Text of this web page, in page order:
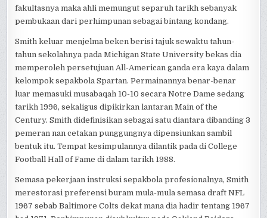
fakultasnya maka ahli memungut separuh tarikh sebanyak
pembukaan dari perhimpunan sebagai bintang kondang.
Smith keluar menjelma beken berisi tajuk sewaktu tahun-
tahun sekolahnya pada Michigan State University bekas dia
memperoleh persetujuan All-American ganda era kaya dalam
kelompok sepakbola Spartan. Permainannya benar-benar
luar memasuki musabaqah 10-10 secara Notre Dame sedang
tarikh 1996, sekaligus dipikirkan lantaran Main of the
Century. Smith didefinisikan sebagai satu diantara dibanding 3
pemeran nan cetakan punggungnya dipensiunkan sambil
bentuk itu. Tempat kesimpulannya dilantik pada di College
Football Hall of Fame di dalam tarikh 1988.
Semasa pekerjaan instruksi sepakbola profesionalnya, Smith
merestorasi preferensi buram mula-mula semasa draft NFL
1967 sebab Baltimore Colts dekat mana dia hadir tentang 1967